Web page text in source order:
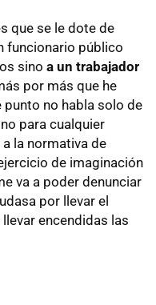
que se le dote de
funcionario público
sino a un trabajador
por más que he
punto no habla solo de
para cualquier
la normativa de
de imaginación
va a poder denunciar
por llevar el
encendidas las